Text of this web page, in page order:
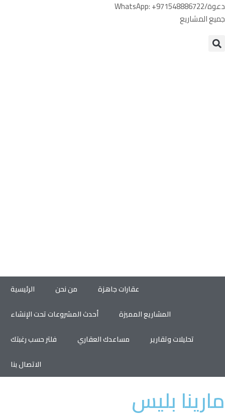
دعوة/WhatsApp: +971548886722
جميع المشاريع
الرئيسية من نحن
عقارات جاهزة
أحدث المشروعات تحت الإنشاء
المشاريع المميزة
فلتر حسب رغبتك
مساعدك العقاري
تحليلات وتقارير
الاتصال بنا
مارينا بليس